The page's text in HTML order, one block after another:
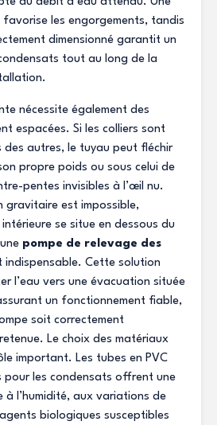
les engorgements, tandis
dimensionné garantit un
tout au long de la
nécessite également des
espacées. Si les colliers sont
des autres, le tuyau peut fléchir
propre poids ou sous celui de
pentes invisibles à l’œil nu.
gravitaire est impossible,
se situe en dessous du
pompe de relevage des
indispensable. Cette solution
l’eau vers une évacuation située
un fonctionnement fiable,
soit correctement
Le choix des matériaux
important. Les tubes en PVC
pour les condensats offrent une
à l’humidité, aux variations de
biologiques susceptibles